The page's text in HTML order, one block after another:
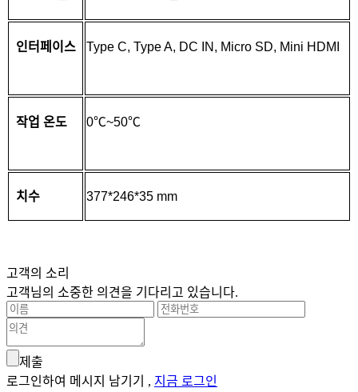
인터페이스 Type C, Type A, DC IN, Micro SD, Mini HDMI
작업 온도 0℃~50℃
치수 377*246*35 mm
고객의 소리
고객님의 소중한 의견을 기다리고 있습니다.
제출
로그인하여 메시지 남기기 , 지금 로그인